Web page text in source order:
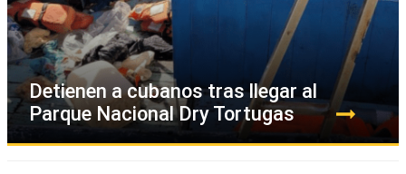
Detienen a cubanos tras llegar al
Parque Nacional Dry Tortugas